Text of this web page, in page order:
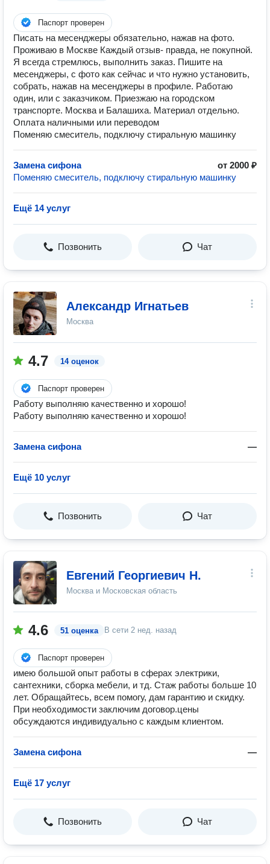
Паспорт проверен
Писать на месенджеры обязательно, нажав на фото.
Проживаю в Москве Каждый отзыв- правда, не покупной.
Я всегда стремлюсь, выполнить заказ. Пишите на
месенджеры, с фото как сейчас и что нужно установить,
собрать, нажав на месенджеры в профиле. Работаю
один, или с заказчиком. Приезжаю на городском
транспорте. Москва и Балашиха. Материал отдельно.
Оплата наличными или переводом
Поменяю смеситель, подключу стиральную машинку
Замена сифона
от 2000 ₽
Поменяю смеситель, подключу стиральную машинку
Ещё 14 услуг
Позвонить Чат
Александр Игнатьев
Москва
4.7 14 оценок
Паспорт проверен
Работу выполняю качественно и хорошо!
Работу выполняю качественно и хорошо!
Замена сифона —
Ещё 10 услуг
Позвонить Чат
Евгений Георгиевич Н.
Москва и Московская область
4.6 51 оценка В сети 2 нед. назад
Паспорт проверен
имею большой опыт работы в сферах электрики,
сантехники, сборка мебели, и тд. Стаж работы больше 10
лет. Обращайтесь, всем помогу, дам гарантию и скидку.
При необходимости заключим договор.цены
обсуждаются индивидуально с каждым клиентом.
Замена сифона —
Ещё 17 услуг
Позвонить Чат